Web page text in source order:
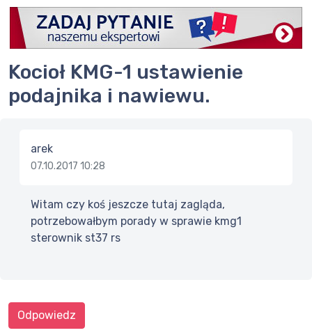
Kocioł KMG-1 ustawienie
podajnika i nawiewu.
arek
07.10.2017 10:28
Witam czy koś jeszcze tutaj zagląda,
potrzebowałbym porady w sprawie kmg1
sterownik st37 rs
Odpowiedz